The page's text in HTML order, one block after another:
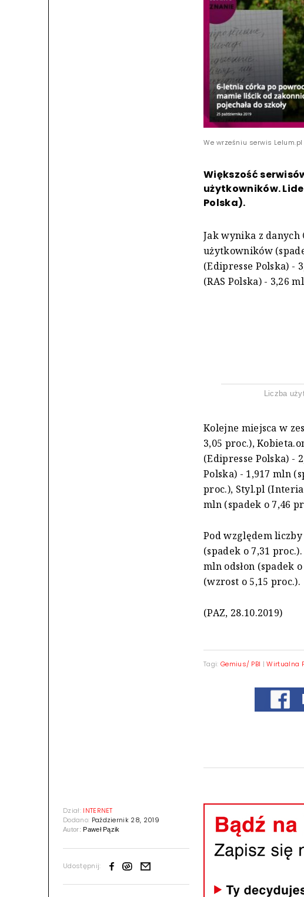
Dział: INTERNET
Dodano: Październik 28, 2019
Autor:Paweł Pązik
Udostępnij:
We wrześniu serwis
Większość
użytkowników.
Polska).
Jak wynika z danych
użytkowników
(Edipresse Polska) -
(RAS Polska) - 3,26
Liczba
Kolejne miejsca w
3,05 proc.),
(Edipresse Polska) -
Polska) - 1,917 mln
proc.), Styl.pl
mln (spadek o 7,46
Pod względem liczby
(spadek o 7,31
mln odsłon (spadek
(wzrost o 5,15 proc.).
(PAZ, 28.10.2019)
Tagi: Gemius/ PBI |Wirtualna